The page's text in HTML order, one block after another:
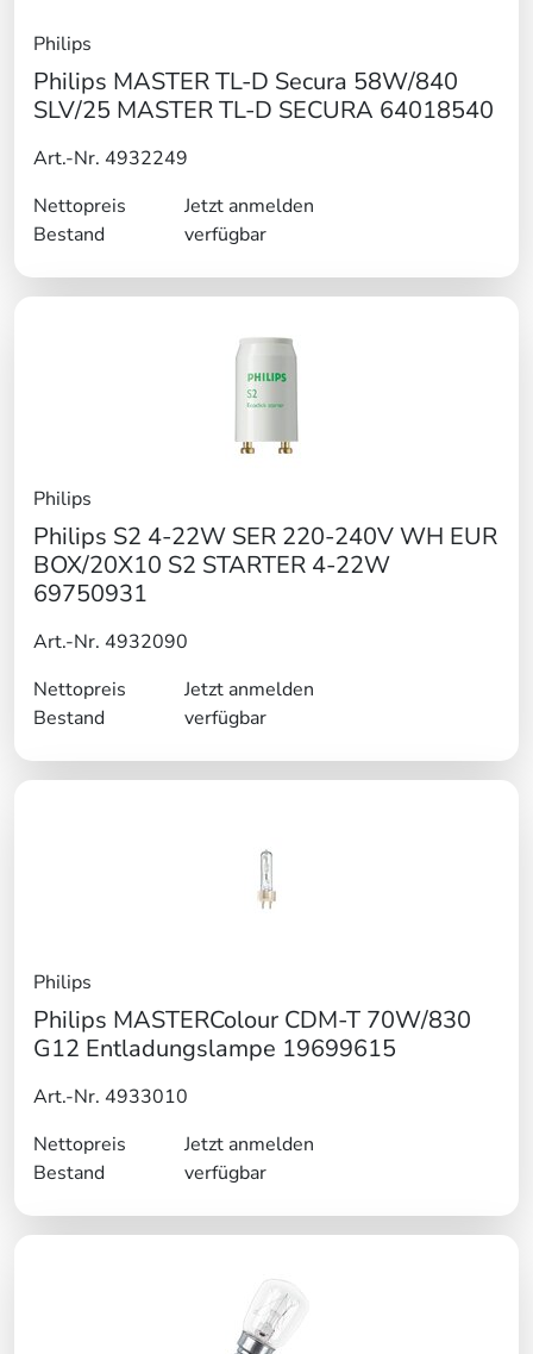
Philips
Philips MASTER TL-D Secura 58W/840
SLV/25 MASTER TL-D SECURA 64018540
Art.-Nr. 4932249
Nettopreis
Jetzt anmelden
Bestand
verfügbar
Philips
Philips S2 4-22W SER 220-240V WH EUR
BOX/20X10 S2 STARTER 4-22W
69750931
Art.-Nr. 4932090
Nettopreis
Jetzt anmelden
Bestand
verfügbar
Philips
Philips MASTERColour CDM-T 70W/830
G12 Entladungslampe 19699615
Art.-Nr. 4933010
Nettopreis
Jetzt anmelden
Bestand
verfügbar